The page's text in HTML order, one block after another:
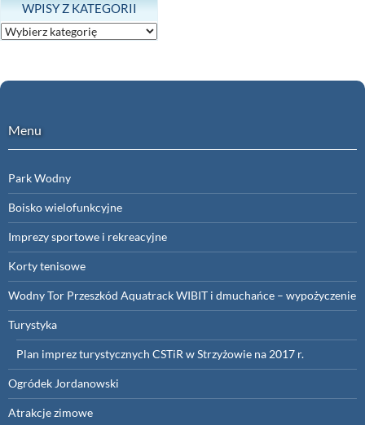
WPISY Z KATEGORII
Wpisy
z
Menu
Park Wodny
Boisko wielofunkcyjne
Imprezy sportowe i rekreacyjne
Korty tenisowe
Wodny Tor Przeszkód Aquatrack WIBIT i dmuchańce – wypożyczenie
Turystyka
Plan imprez turystycznych CSTiR w Strzyżowie na 2017 r.
Ogródek Jordanowski
Atrakcje zimowe